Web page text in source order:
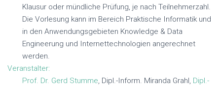
Klausur oder mündliche Prüfung, je nach Teilnehmerzahl.
Die Vorlesung kann im Bereich Praktische Informatik und
in den Anwendungsgebieten Knowledge & Data
Engineerung und Internettechnologien angerechnet
werden.
Veranstalter:
Prof. Dr. Gerd Stumme, Dipl.-Inform. Miranda Grahl, Dipl.-